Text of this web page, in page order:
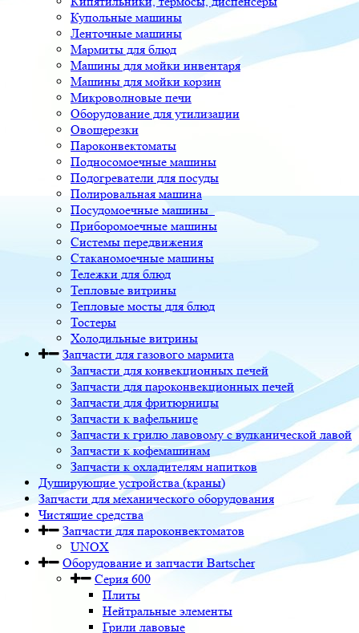
Купольные машины
Ленточные машины
Мармиты для блюд
Машины для мойки инвентаря
Машины для мойки корзин
Микроволновые печи
Оборудование для утилизации
Овощерезки
Пароконвектоматы
Подносомоечные машины
Подогреватели для посуды
Полировальная машина
Посудомоечные машины
Приборомоечные машины
Системы передвижения
Стаканомоечные машины
Тележки для блюд
Тепловые витрины
Тепловые мосты для блюд
Тостеры
Холодильные витрины
Запчасти для газового мармита
Запчасти для конвекционных печей
Запчасти для пароконвекционных печей
Запчасти для фритюрницы
Запчасти к вафельнице
Запчасти к грилю лавовому с вулканической лавой
Запчасти к кофемашинам
Запчасти к охладителям напитков
Душирующие устройства (краны)
Запчасти для механического оборудования
Чистящие средства
Запчасти для пароконвектоматов
UNOX
Оборудование и запчасти Bartscher
Серия 600
Плиты
Нейтральные элементы
Грили лавовые